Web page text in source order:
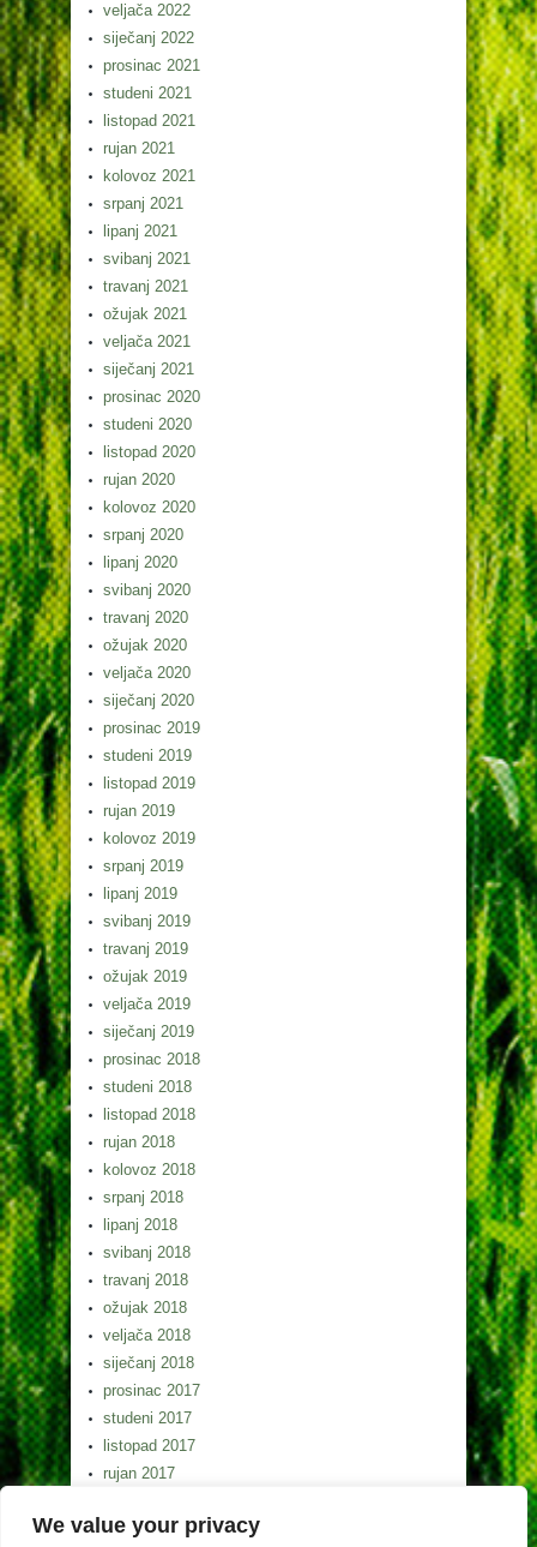
We value your privacy
veljača 2022
siječanj 2022
prosinac 2021
studeni 2021
listopad 2021
rujan 2021
kolovoz 2021
srpanj 2021
lipanj 2021
svibanj 2021
travanj 2021
ožujak 2021
veljača 2021
siječanj 2021
prosinac 2020
studeni 2020
listopad 2020
rujan 2020
kolovoz 2020
srpanj 2020
lipanj 2020
svibanj 2020
travanj 2020
ožujak 2020
veljača 2020
siječanj 2020
prosinac 2019
studeni 2019
listopad 2019
rujan 2019
kolovoz 2019
srpanj 2019
lipanj 2019
svibanj 2019
travanj 2019
ožujak 2019
veljača 2019
siječanj 2019
prosinac 2018
studeni 2018
listopad 2018
rujan 2018
kolovoz 2018
srpanj 2018
lipanj 2018
svibanj 2018
travanj 2018
ožujak 2018
veljača 2018
siječanj 2018
prosinac 2017
studeni 2017
listopad 2017
rujan 2017
srpanj 2017